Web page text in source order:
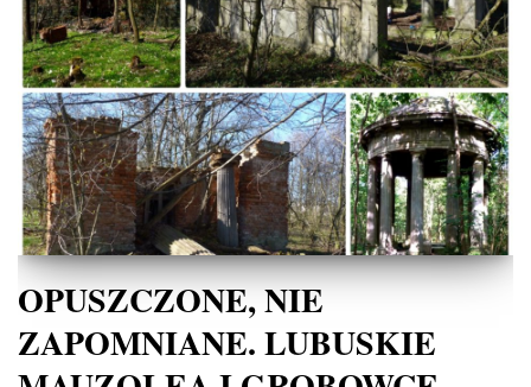
OPUSZCZONE, NIE
ZAPOMNIANE. LUBUSKIE